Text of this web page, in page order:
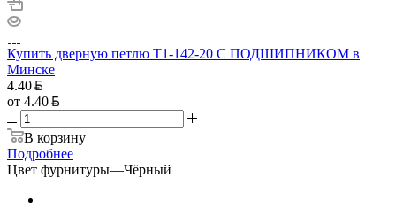
Купить дверную петлю T1-142-20 С ПОДШИПНИКОМ в
Минске
4.40
от 4.40
В корзину
Подробнее
Цвет фурнитуры—Чёрный